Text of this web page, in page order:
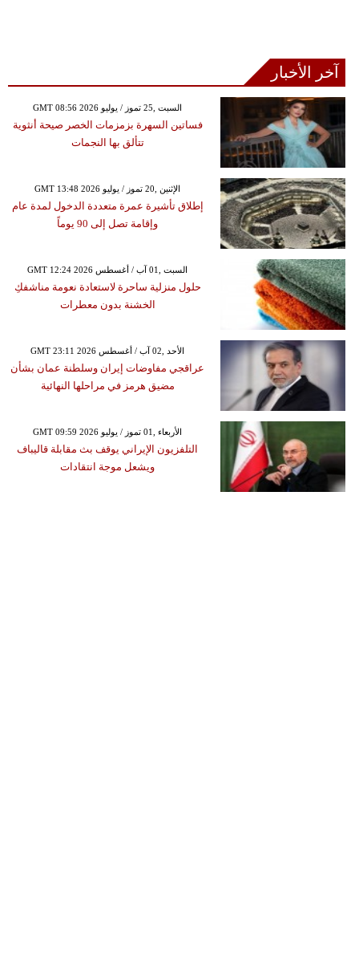
آخر الأخبار
GMT 08:56 2026 السبت ,25 تموز / يوليو
فساتين السهرة بزمزمات الخصر صيحة أنثوية
تتألق بها النجمات
GMT 13:48 2026 الإثنين ,20 تموز / يوليو
إطلاق تأشيرة عمرة متعددة الدخول لمدة عام
وإقامة تصل إلى 90 يوماً
GMT 12:24 2026 السبت ,01 آب / أغسطس
حلول منزلية ساحرة لاستعادة نعومة مناشفكِ
الخشنة بدون معطرات
GMT 23:11 2026 الأحد ,02 آب / أغسطس
عراقجي مفاوضات إيران وسلطنة عمان بشأن
مضيق هرمز في مراحلها النهائية
GMT 09:59 2026 الأربعاء ,01 تموز / يوليو
التلفزيون الإيراني يوقف بث مقابلة قاليباف
ويشعل موجة انتقادات